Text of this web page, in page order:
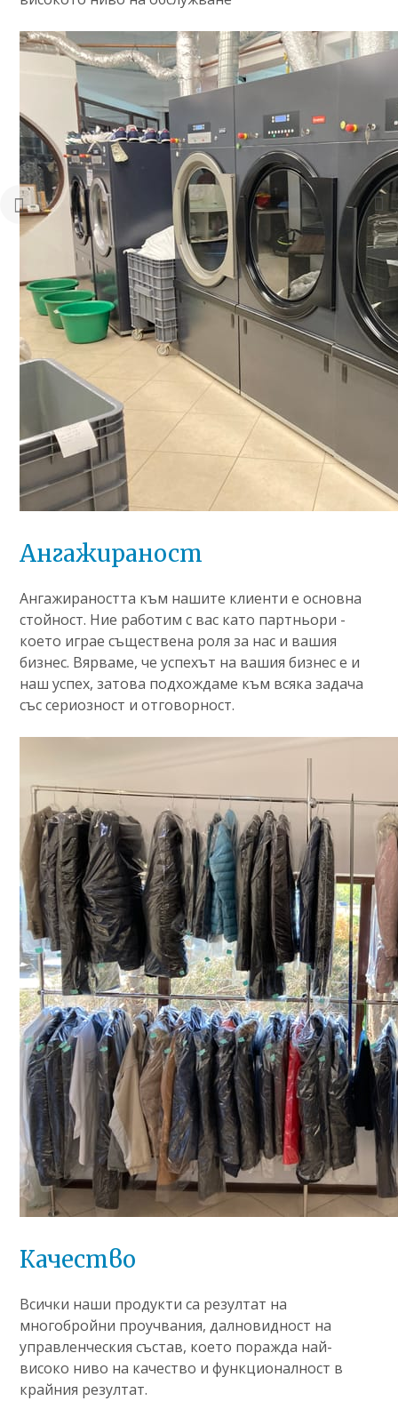
Ангажираност
Ангажираността към нашите клиенти е основна
стойност. Ние работим с вас като партньори -
което играе съществена роля за нас и вашия
бизнес. Вярваме, че успехът на вашия бизнес е и
наш успех, затова подхождаме към всяка задача
със сериозност и отговорност.
Качество
Всички наши продукти са резултат на
многобройни проучвания, далновидност на
управленческия състав, което поражда най-
високо ниво на качество и функционалност в
крайния резултат.